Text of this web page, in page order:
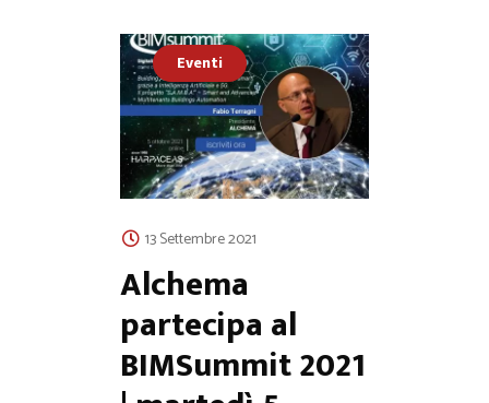
Eventi
13 Settembre 2021
Alchema
partecipa al
BIMSummit 2021